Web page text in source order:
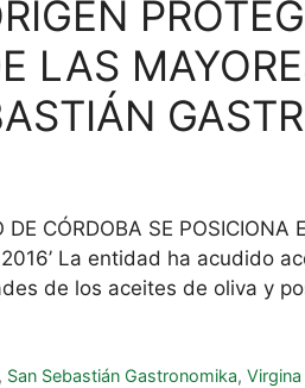
LAS
CÓRDOBA SE
2016’ La entidad ha acudido
de los aceites de oliva y
, San Sebastián Gastronomika,